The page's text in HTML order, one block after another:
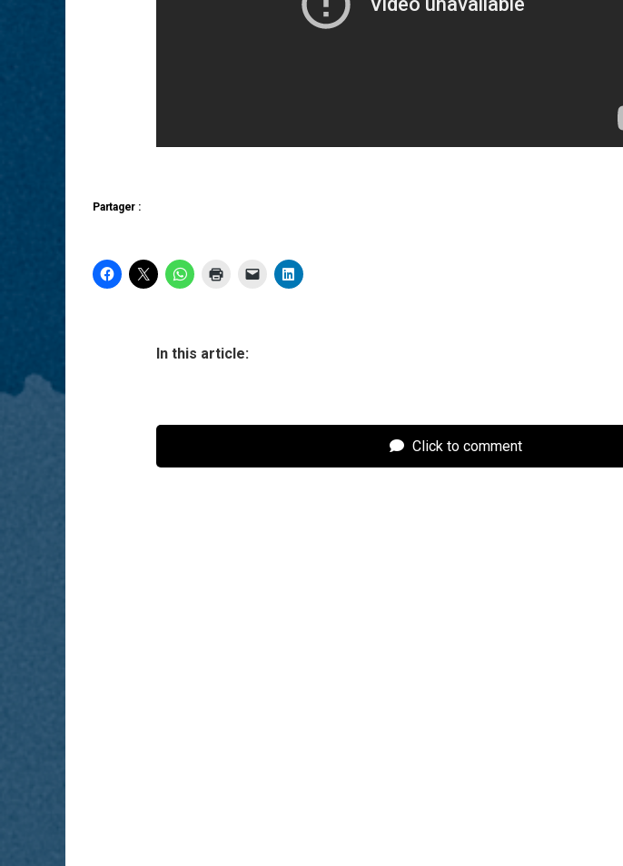
Partager :
In this article:
Click to comment